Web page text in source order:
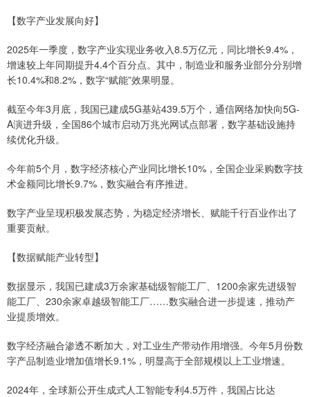
【数字产业发展向好】
2025年一季度，数字产业实现业务收入8.5万亿元，同比增长9.4%，
增速较上年同期提升4.4个百分点。其中，制造业和服务业部分分别增
长10.4%和8.2%，数字“赋能”效果明显。
截至今年3月底，我国已建成5G基站439.5万个，通信网络加快向5G-
A演进升级，全国86个城市启动万兆光网试点部署，数字基础设施持
续优化升级。
今年前5个月，数字经济核心产业同比增长10%，全国企业采购数字技
术金额同比增长9.7%，数实融合有序推进。
数字产业呈现积极发展态势，为稳定经济增长、赋能千行百业作出了
重要贡献。
【数据赋能产业转型】
数据显示，我国已建成3万余家基础级智能工厂、1200余家先进级智
能工厂、230余家卓越级智能工厂……数实融合进一步提速，推动产
业提质增效。
数字经济融合渗透不断加大，对工业生产带动作用增强。今年5月份数
字产品制造业增加值增长9.1%，明显高于全部规模以上工业增速。
2024年，全球新公开生成式人工智能专利4.5万件，我国占比达